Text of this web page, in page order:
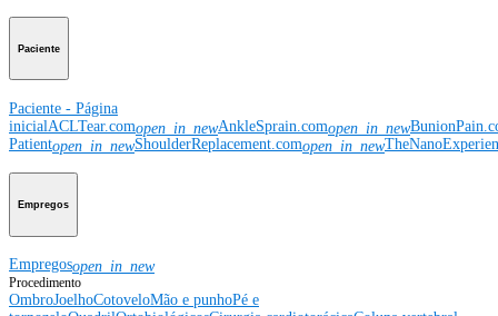
Paciente
Paciente - Página
inicial ACLTear.comopen_in_newAnkleSprain.comopen_in_new
Patientopen_in_newShoulderReplacement.comopen_in_new
Empregos
Empregosopen_in_new
Procedimento
OmbroJoelhoCotoveloMão e punhoPé e